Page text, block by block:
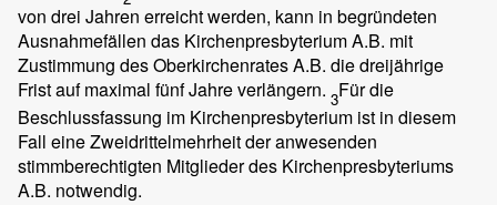
von drei Jahren erreicht werden, kann in begründeten
Ausnahmefällen das Kirchenpresbyterium A.B. mit
Zustimmung des Oberkirchenrates A.B. die dreijährige
Frist auf maximal fünf Jahre verlängern. 3Für die
Beschlussfassung im Kirchenpresbyterium ist in diesem
Fall eine Zweidrittelmehrheit der anwesenden
stimmberechtigten Mitglieder des Kirchenpresbyteriums
A.B. notwendig.